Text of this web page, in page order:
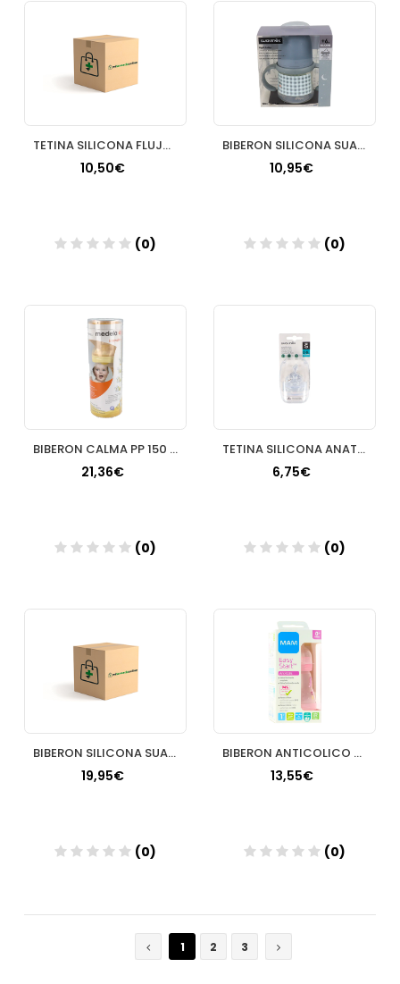
TETINA SILICONA FLUJO ADAPTABLE A SUAVINEX ZERO ZERO ULTRA SUAVE + 0 MESES 2 UNIDADES COLOR FAIR
10,50€
(0)
Añadir
BIBERON SILICONA SUAVINEX ENTRENA ANTIDERRAME AS
10,95€
(0)
BIBERON CALMA PP 150 ML
21,36€
(0)
TETINA SILICONA ANATOMICA SUAVINEX T1M 2 U
6,75€
(0)
Añadir
BIBERON SILICONA SUAVINEX INTENSE COLOUR + 3 MESES 1 UNIDAD 240 ML
19,95€
(0)
BIBERON ANTICOLICO T SILICONA SUAVINEX ADAPTABLE + 0 MESES 1 ENVASE 180 ML LIGHT SAND
13,55€
(0)
1
2 3